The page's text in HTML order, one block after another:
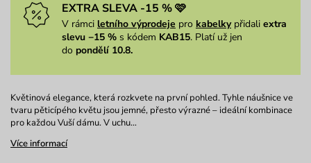
EXTRA SLEVA -15 % 🩷
V rámci letního výprodeje pro kabelkypřidali extra
slevu −15 % s kódem KAB15. Platí už jen
do pondělí 10.8.
Květinová elegance, která rozkvete na první pohled. Tyhle náušnice ve
tvaru pěticípého květu jsou jemné, přesto výrazné – ideální kombinace
pro každou Vuší dámu. V uchu…
Více informací